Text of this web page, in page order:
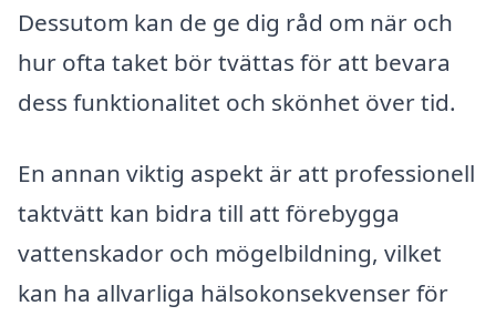
Dessutom kan de ge dig råd om när och
hur ofta taket bör tvättas för att bevara
dess funktionalitet och skönhet över tid.
En annan viktig aspekt är att professionell
taktvätt kan bidra till att förebygga
vattenskador och mögelbildning, vilket
kan ha allvarliga hälsokonsekvenser för